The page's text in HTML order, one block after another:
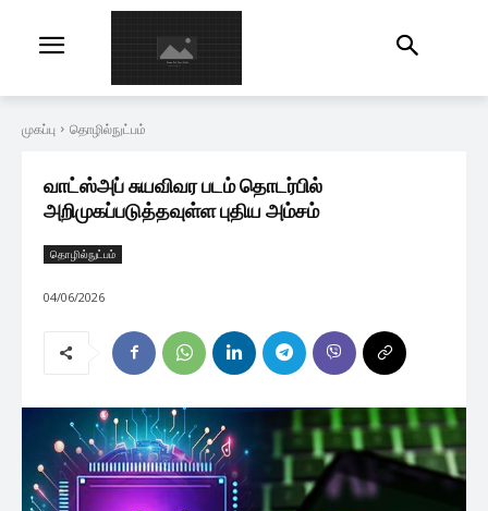
முகப்பு தொழில்நுட்பம்
வாட்ஸ்அப் சுயவிவர படம் தொடர்பில்
அறிமுகப்படுத்தவுள்ள புதிய அம்சம்
தொழில்நுட்பம்
04/06/2026